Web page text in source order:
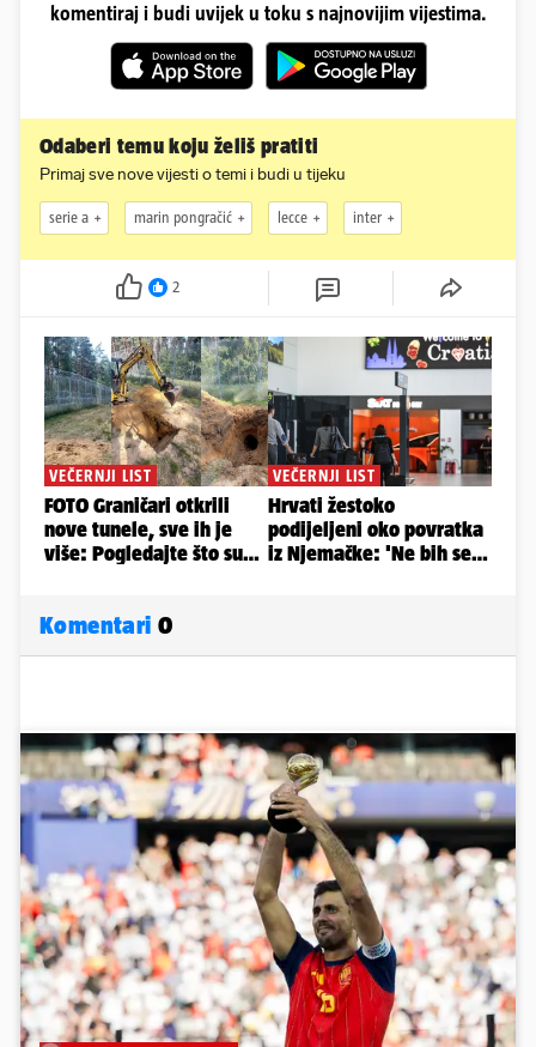
komentiraj i budi uvijek u toku s najnovijim vijestima.
Odaberi temu koju želiš pratiti
Primaj sve nove vijesti o temi i budi u tijeku
serie a marin pongračić lecce inter
2
Komentari 0